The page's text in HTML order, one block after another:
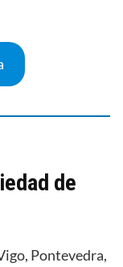
de
Pontevedra,